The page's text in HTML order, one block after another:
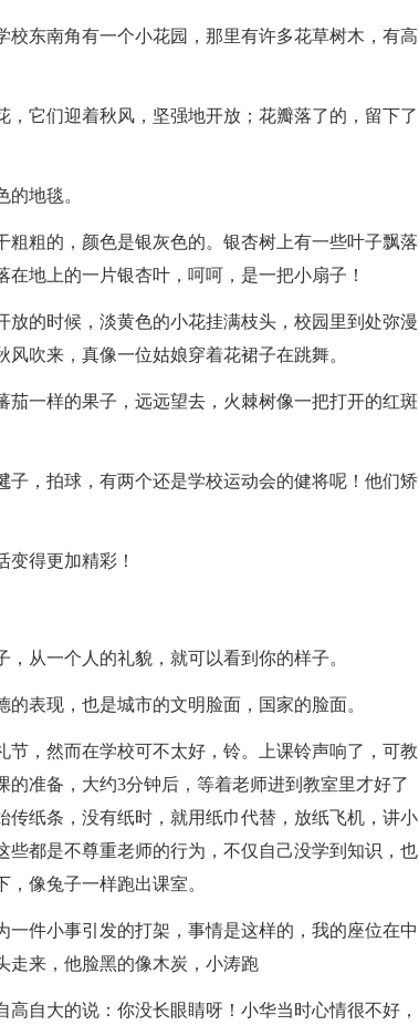
东南角有一个小花园，那里有许多花草树木，有高
它们迎着秋风，坚强地开放；花瓣落了的，留下了
地毯。
粗的，颜色是银灰色的。银杏树上有一些叶子飘落
地上的一片银杏叶，呵呵，是一把小扇子！
的时候，淡黄色的小花挂满枝头，校园里到处弥漫
吹来，真像一位姑娘穿着花裙子在跳舞。
一样的果子，远远望去，火棘树像一把打开的红斑
，拍球，有两个还是学校运动会的健将呢！他们矫
得更加精彩！
从一个人的礼貌，就可以看到你的样子。
表现，也是城市的文明脸面，国家的脸面。
，然而在学校可不太好，铃。上课铃声响了，可教
准备，大约3分钟后，等着老师进到教室里才好了
纸条，没有纸时，就用纸巾代替，放纸飞机，讲小
都是不尊重老师的行为，不仅自己没学到知识，也
像兔子一样跑出课室。
件小事引发的打架，事情是这样的，我的座位在中
走来，他脸黑的像木炭，小涛跑
自大的说：你没长眼睛呀！小华当时心情很不好，